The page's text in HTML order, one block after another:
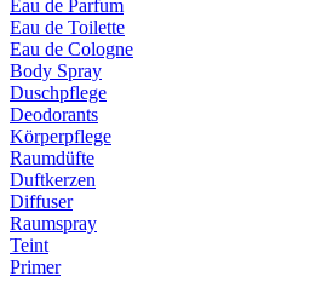
Eau de Parfum
Eau de Toilette
Eau de Cologne
Body Spray
Duschpflege
Deodorants
Körperpflege
Raumdüfte
Duftkerzen
Diffuser
Raumspray
Teint
Primer